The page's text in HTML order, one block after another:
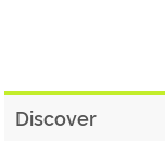
Discover